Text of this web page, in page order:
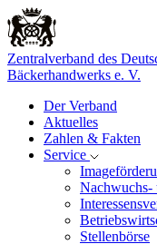
Zentralverband des
Bäckerhandwerks e. V.
Der Verband
Aktuelles
Zahlen & Fakten
Service
Nachwuchs-
Stellenbörse